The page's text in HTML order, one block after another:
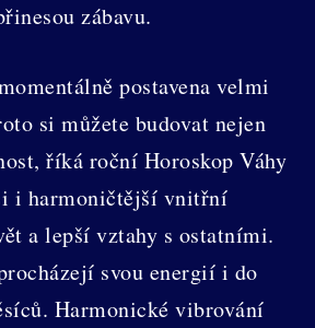
zábavu.
postavena velmi
si můžete budovat nejen
říká roční Horoskop Váhy
i harmoničtější vnitřní
a lepší vztahy s ostatními.
svou energií i do
Harmonické vibrování